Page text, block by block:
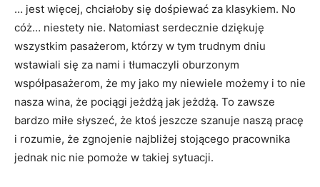
… jest więcej, chciałoby się dośpiewać za klasykiem. No
cóż… niestety nie. Natomiast serdecznie dziękuję
wszystkim pasażerom, którzy w tym trudnym dniu
wstawiali się za nami i tłumaczyli oburzonym
współpasażerom, że my jako my niewiele możemy i to nie
nasza wina, że pociągi jeżdżą jak jeżdżą. To zawsze
bardzo miłe słyszeć, że ktoś jeszcze szanuje naszą pracę
i rozumie, że zgnojenie najbliżej stojącego pracownika
jednak nic nie pomoże w takiej sytuacji.